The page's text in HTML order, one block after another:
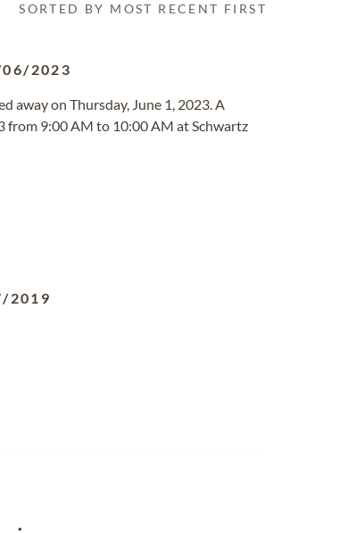
SORTED BY MOST RECENT FIRST
2023
away on Thursday, June 1, 2023. A
from 9:00 AM to 10:00 AM at Schwartz
2019